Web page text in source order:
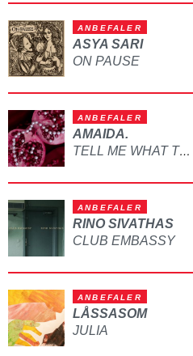
ANBEFALER
ASYA SARI
ON PAUSE
ANBEFALER
AMAIDA.
TELL ME WHAT TO DO
ANBEFALER
RINO SIVATHAS
CLUB EMBASSY
ANBEFALER
LÅSSASOM
JULIA